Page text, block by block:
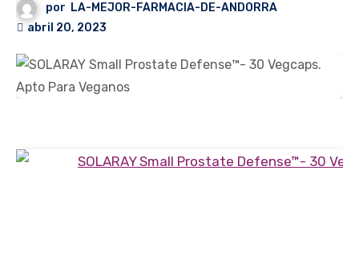
por LA-MEJOR-FARMACIA-DE-ANDORRA
abril 20, 2023